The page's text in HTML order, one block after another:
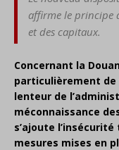
affirme le principe
et des capitaux.
Concernant la
particulièrement
lenteur de
méconnaissance
s’ajoute
mesures mises en